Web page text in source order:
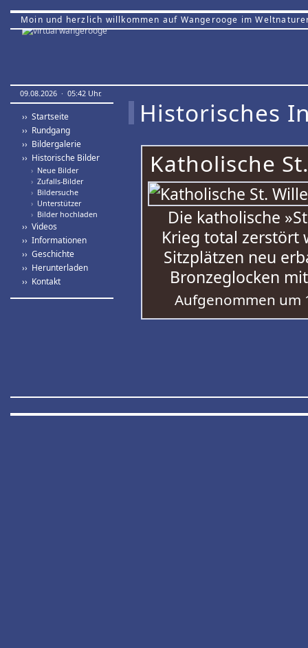
Moin und herzlich willkommen auf Wangerooge im
09.08.2026 · 05:42 Uhr.
›› Startseite
›› Rundgang
›› Bildergalerie
›› Historische Bilder
› Neue Bilder
› Zufalls-Bilder
› Bildersuche
› Unterstützer
› Bilder hochladen
›› Videos
›› Informationen
›› Geschichte
›› Herunterladen
›› Kontakt
Historisches
Katholische
Die katholische
Krieg total zerstört
Sitzplätzen neu
Bronzeglocken
Aufgenommen